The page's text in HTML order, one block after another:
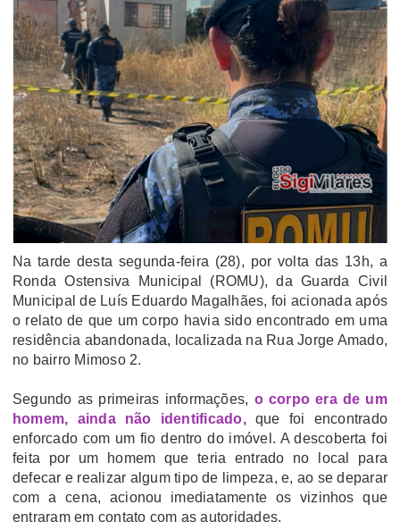
Na tarde desta segunda-feira (28), por volta das 13h, a
Ronda Ostensiva Municipal (ROMU), da Guarda Civil
Municipal de Luís Eduardo Magalhães, foi acionada após
o relato de que um corpo havia sido encontrado em uma
residência abandonada, localizada na Rua Jorge Amado,
no bairro Mimoso 2.
Segundo as primeiras informações, o corpo era de um
homem, ainda não identificado,que foi encontrado
enforcado com um fio dentro do imóvel. A descoberta foi
feita por um homem que teria entrado no local para
defecar e realizar algum tipo de limpeza, e, ao se deparar
com a cena, acionou imediatamente os vizinhos que
entraram em contato com as autoridades.